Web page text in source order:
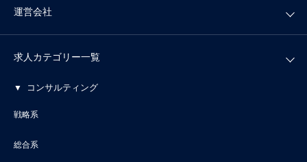
運営会社
求人カテゴリー一覧
コンサルティング
戦略系
総合系